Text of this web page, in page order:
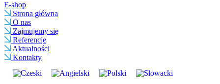
E-shop
Strona główna
O nas
Zajmujemy się
Referencje
Aktualności
Kontakty